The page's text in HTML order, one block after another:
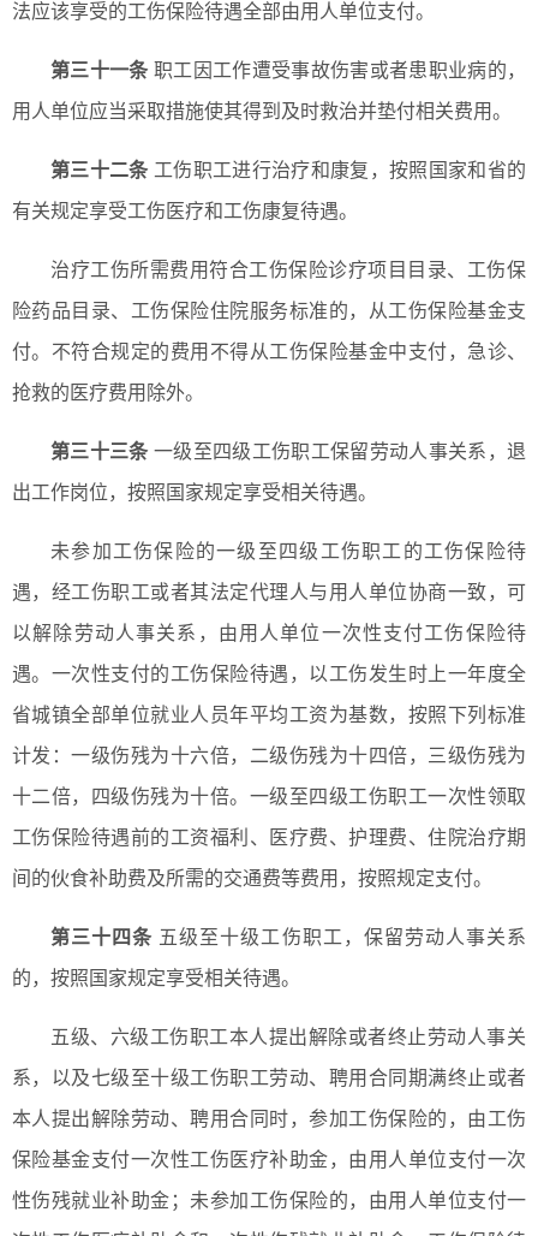
法应该享受的工伤保险待遇全部由用人单位支付。
第三十一条 职工因工作遭受事故伤害或者患职业病的，
用人单位应当采取措施使其得到及时救治并垫付相关费用。
第三十二条 工伤职工进行治疗和康复，按照国家和省的
有关规定享受工伤医疗和工伤康复待遇。
治疗工伤所需费用符合工伤保险诊疗项目目录、工伤保
险药品目录、工伤保险住院服务标准的，从工伤保险基金支
付。不符合规定的费用不得从工伤保险基金中支付，急诊、
抢救的医疗费用除外。
第三十三条 一级至四级工伤职工保留劳动人事关系，退
出工作岗位，按照国家规定享受相关待遇。
未参加工伤保险的一级至四级工伤职工的工伤保险待
遇，经工伤职工或者其法定代理人与用人单位协商一致，可
以解除劳动人事关系，由用人单位一次性支付工伤保险待
遇。一次性支付的工伤保险待遇，以工伤发生时上一年度全
省城镇全部单位就业人员年平均工资为基数，按照下列标准
计发：一级伤残为十六倍，二级伤残为十四倍，三级伤残为
十二倍，四级伤残为十倍。一级至四级工伤职工一次性领取
工伤保险待遇前的工资福利、医疗费、护理费、住院治疗期
间的伙食补助费及所需的交通费等费用，按照规定支付。
第三十四条 五级至十级工伤职工，保留劳动人事关系
的，按照国家规定享受相关待遇。
五级、六级工伤职工本人提出解除或者终止劳动人事关
系，以及七级至十级工伤职工劳动、聘用合同期满终止或者
本人提出解除劳动、聘用合同时，参加工伤保险的，由工伤
保险基金支付一次性工伤医疗补助金，由用人单位支付一次
性伤残就业补助金；未参加工伤保险的，由用人单位支付一